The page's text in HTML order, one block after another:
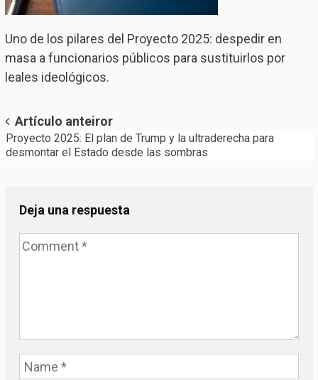
Uno de los pilares del Proyecto 2025: despedir en
masa a funcionarios públicos para sustituirlos por
leales ideológicos.
Post
navigation
Artículo anteiror
Proyecto 2025: El plan de Trump y la ultraderecha para
desmontar el Estado desde las sombras
Deja una respuesta